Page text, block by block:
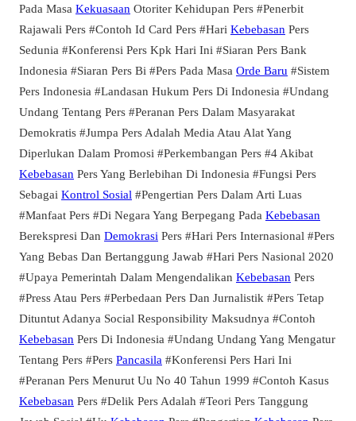
Pada Masa Kekuasaan Otoriter Kehidupan Pers #Penerbit
Rajawali Pers #Contoh Id Card Pers #Hari Kebebasan Pers
Sedunia #Konferensi Pers Kpk Hari Ini #Siaran Pers Bank
Indonesia #Siaran Pers Bi #Pers Pada Masa Orde Baru #Sistem
Pers Indonesia #Landasan Hukum Pers Di Indonesia #Undang
Undang Tentang Pers #Peranan Pers Dalam Masyarakat
Demokratis #Jumpa Pers Adalah Media Atau Alat Yang
Diperlukan Dalam Promosi #Perkembangan Pers #4 Akibat
Kebebasan Pers Yang Berlebihan Di Indonesia #Fungsi Pers
Sebagai Kontrol Sosial #Pengertian Pers Dalam Arti Luas
#Manfaat Pers #Di Negara Yang Berpegang Pada Kebebasan
Berekspresi Dan Demokrasi Pers #Hari Pers Internasional #Pers
Yang Bebas Dan Bertanggung Jawab #Hari Pers Nasional 2020
#Upaya Pemerintah Dalam Mengendalikan Kebebasan Pers
#Press Atau Pers #Perbedaan Pers Dan Jurnalistik #Pers Tetap
Dituntut Adanya Social Responsibility Maksudnya #Contoh
Kebebasan Pers Di Indonesia #Undang Undang Yang Mengatur
Tentang Pers #Pers Pancasila #Konferensi Pers Hari Ini
#Peranan Pers Menurut Uu No 40 Tahun 1999 #Contoh Kasus
Kebebasan Pers #Delik Pers Adalah #Teori Pers Tanggung